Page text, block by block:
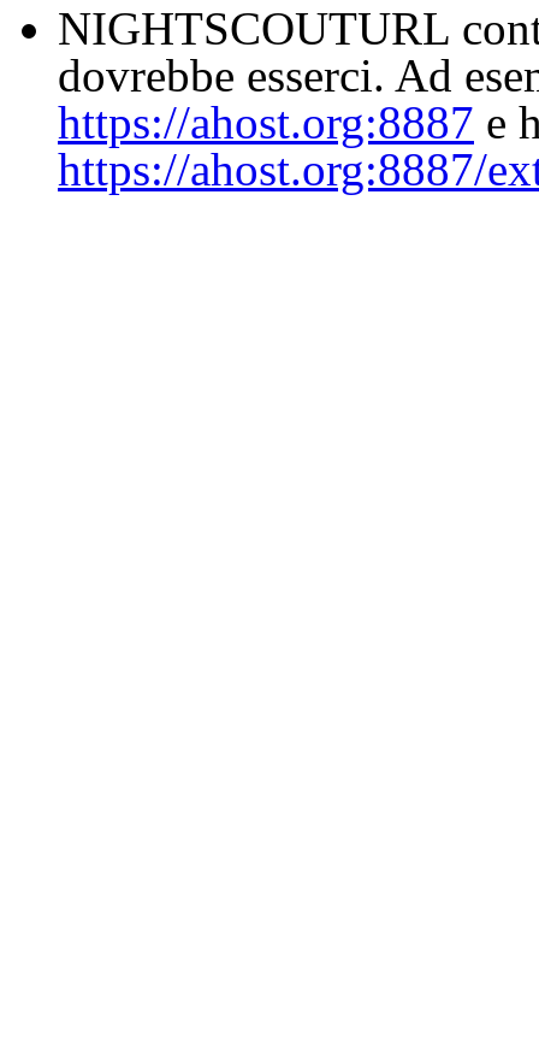
NIGHTSCOUTURL
dovrebbe esserci. Ad
https://ahost.org:8887 e
https://ahost.org:8887/